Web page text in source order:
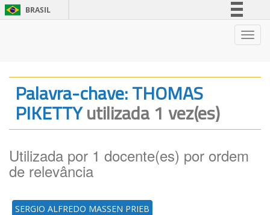
BRASIL
Legislação
Canais
Palavra-chave: THOMAS
PIKETTYutilizada 1 vez(es)
Utilizada por 1 docente(es) por ordem
de relevância
SERGIO ALFREDO MASSEN PRIEB